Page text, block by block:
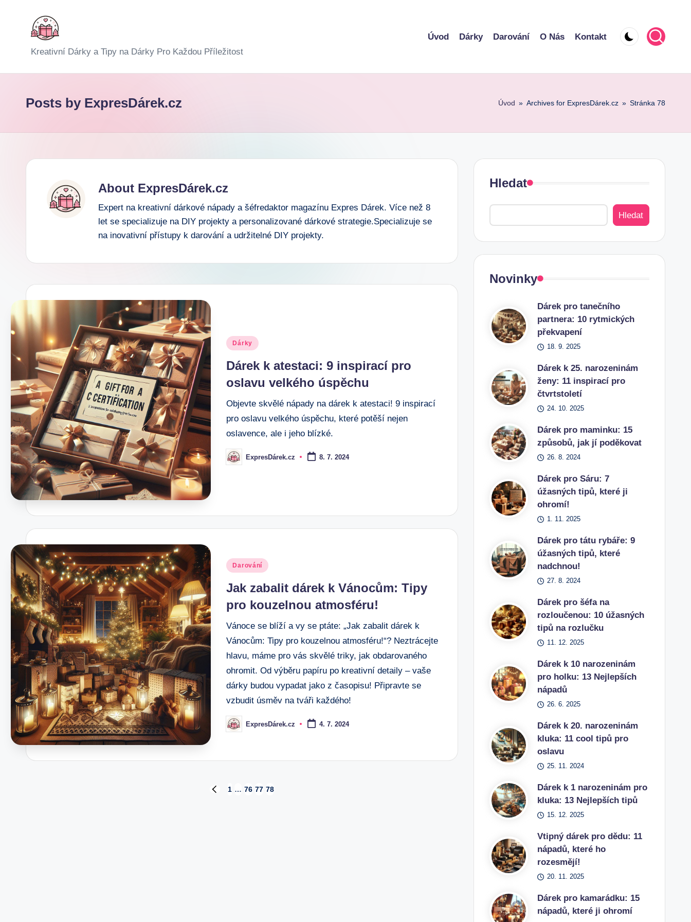
E
x
p
s
k
.
c
z
Kreativní Dárky a Tipy na Dárky Pro Každou Příležitost
Úvod Dárky Darování O Nás Kontakt
Posts by ExpresDárek.cz Úvod » Archives for ExpresDárek.cz » Stránka 78
About ExpresDárek.cz
Expert na kreativní dárkové nápady a šéfredaktor magazínu Expres Dárek. Více než 8
let se specializuje na DIY projekty a personalizované dárkové strategie.Specializuje se
na inovativní přístupy k darování a udržitelné DIY projekty.
Posted
Dárky
Dárek k atestaci: 9 inspirací pro
oslavu velkého úspěchu
Objevte skvělé nápady na dárek k atestaci! 9 inspirací
pro oslavu velkého úspěchu, které potěší nejen
oslavence, ale i jeho blízké.
Posted
by
ExpresDárek.cz 8. 7. 2024
Posted
Darování
Jak zabalit dárek k Vánocům: Tipy
pro kouzelnou atmosféru!
Vánoce se blíží a vy se ptáte: „Jak zabalit dárek k
Vánocům: Tipy pro kouzelnou atmosféru!“? Neztrácejte
hlavu, máme pro vás skvělé triky, jak obdarovaného
ohromit. Od výběru papíru po kreativní detaily – vaše
dárky budou vypadat jako z časopisu! Připravte se
vzbudit úsměv na tváři každého!
Posted
by
ExpresDárek.cz 4. 7. 2024
PREVIOUS
1 … 76 77 78
Hledat
Hledat
Novinky
Dárek pro tanečního
partnera: 10 rytmických
překvapení
18. 9. 2025
Dárek k 25. narozeninám
ženy: 11 inspirací pro
čtvrtstoletí
24. 10. 2025
Dárek pro maminku: 15
způsobů, jak jí poděkovat
26. 8. 2024
Dárek pro Sáru: 7
úžasných tipů, které ji
ohromí!
1. 11. 2025
Dárek pro tátu rybáře: 9
úžasných tipů, které
nadchnou!
27. 8. 2024
Dárek pro šéfa na
rozloučenou: 10 úžasných
tipů na rozlučku
11. 12. 2025
Dárek k 10 narozeninám
pro holku: 13 Nejlepších
nápadů
26. 6. 2025
Dárek k 20. narozeninám
kluka: 11 cool tipů pro
oslavu
25. 11. 2024
Dárek k 1 narozeninám pro
kluka: 13 Nejlepších tipů
15. 12. 2025
Vtipný dárek pro dědu: 11
nápadů, které ho
rozesmějí!
20. 11. 2025
Dárek pro kamarádku: 15
nápadů, které ji ohromí